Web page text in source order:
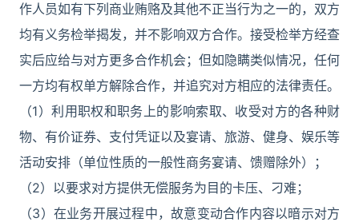
作人员如有下列商业贿赂及其他不正当行为之一的，双方
均有义务检举揭发，并不影响双方合作。接受检举方经查
实后应给与对方更多合作机会；但如隐瞒类似情况，任何
一方均有权单方解除合作，并追究对方相应的法律责任。
（1）利用职权和职务上的影响索取、收受对方的各种财
物、有价证券、支付凭证以及宴请、旅游、健身、娱乐等
活动安排（单位性质的一般性商务宴请、馈赠除外）；
（2）以要求对方提供无偿服务为目的卡压、刁难；
（3）在业务开展过程中，故意变动合作内容以暗示对方